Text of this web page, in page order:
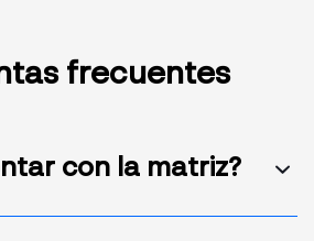
frecuentes
con la matriz?